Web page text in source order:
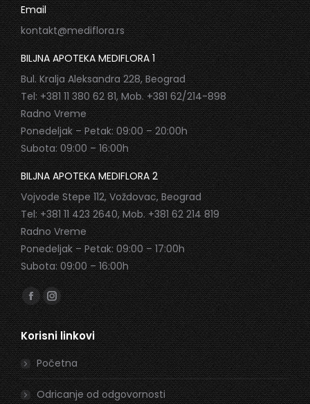
Email
kontakt@mediflora.rs
BILJNA APOTEKA MEDIFLORA 1
Bul. Kralja Aleksandra 228, Beograd
Tel: +381 11 380 62 81, Mob. +381 62/214-898
Radno Vreme
Ponedeljak – Petak: 09:00 – 20:00h
Subota: 09:00 – 16:00h
BILJNA APOTEKA MEDIFLORA 2
Vojvode Stepe 112, Voždovac, Beograd
Tel: +381 11 423 2640, Mob. +381 62 214 819
Radno Vreme
Ponedeljak – Petak: 09:00 – 17:00h
Subota: 09:00 – 16:00h
Find us on:
Facebook
page
opens
in
new
window
Instagram
page
opens
in
new
window
Korisni linkovi
Početna
Odricanje od odgovornosti